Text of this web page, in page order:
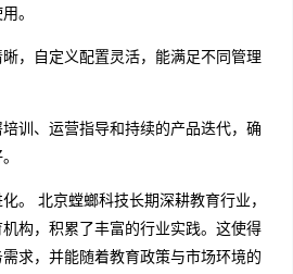
。
，自定义配置灵活，能满足不同管理
训、运营指导和持续的产品迭代，确
。 北京螳螂科技长期深耕教育行业，
构，积累了丰富的行业实践。这使得
求，并能随着教育政策与市场环境的